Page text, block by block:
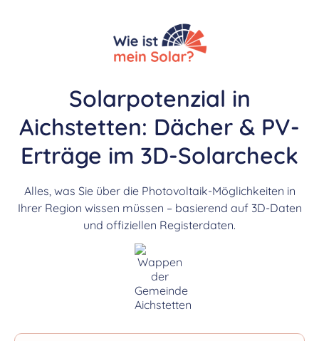
Solarpotenzial in
Aichstetten: Dächer & PV-
Erträge im 3D-Solarcheck
Alles, was Sie über die Photovoltaik-Möglichkeiten in
Ihrer Region wissen müssen – basierend auf 3D-Daten
und offiziellen Registerdaten.